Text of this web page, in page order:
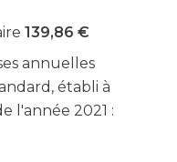
139,86 €
annuelles
établi à
l'année 2021 :